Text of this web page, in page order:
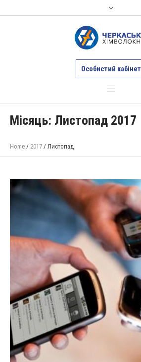
Особистий кабінет
Місяць: Листопад 2017
Home / 2017 / Листопад